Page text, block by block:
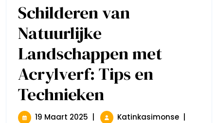
Schilderen van
Natuurlijke
Landschappen met
Acrylverf: Tips en
TechniekenVan
Landschappen
19 Maart 2025 19
KatinkasimonseSchilderen